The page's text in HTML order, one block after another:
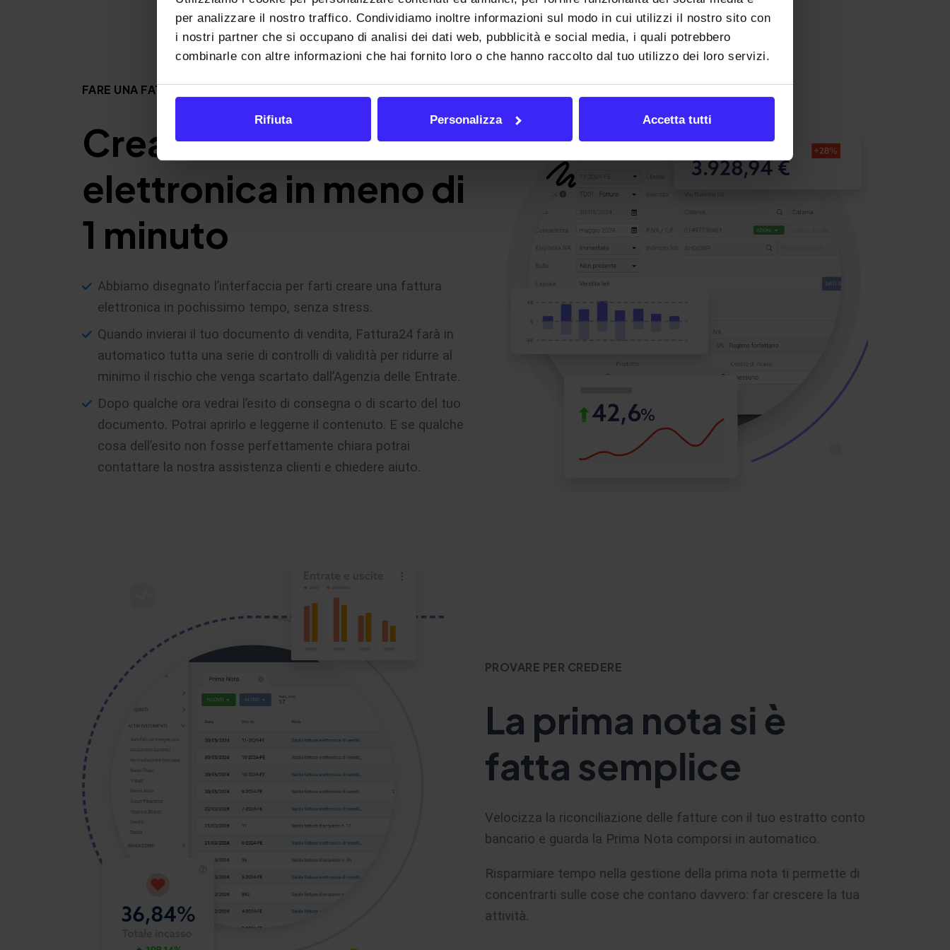
per analizzare il nostro traffico. Condividiamo inoltre informazioni sul modo in cui utilizzi il nostro sito con
i nostri partner che si occupano di analisi dei dati web, pubblicità e social media, i quali potrebbero
combinarle con altre informazioni che hai fornito loro o che hanno raccolto dal tuo utilizzo dei loro servizi.
Rifiuta Personalizza Accetta tutti
FARE UNA FATTURA ELETTRONICA NON È MAI STATO COSÌ FACILE
Crea la fattura
elettronica in meno di
1 minuto
Abbiamo disegnato l’interfaccia per farti creare una fattura
elettronica in pochissimo tempo, senza stress.
Quando invierai il tuo documento di vendita, Fattura24 farà in
automatico tutta una serie di controlli di validità per ridurre al
minimo il rischio che venga scartato dall’Agenzia delle Entrate.
Dopo qualche ora vedrai l’esito di consegna o di scarto del tuo
documento. Potrai aprirlo e leggerne il contenuto. E se qualche
cosa dell’esito non fosse perfettamente chiara potrai
contattare la nostra assistenza clienti e chiedere aiuto.
PROVARE PER CREDERE
La prima nota si è
fatta semplice
Velocizza la riconciliazione delle fatture con il tuo estratto conto
bancario e guarda la Prima Nota comporsi in automatico.
Risparmiare tempo nella gestione della prima nota ti permette di
concentrarti sulle cose che contano davvero: far crescere la tua
attività.